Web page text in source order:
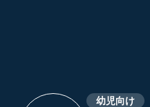
幼児向け